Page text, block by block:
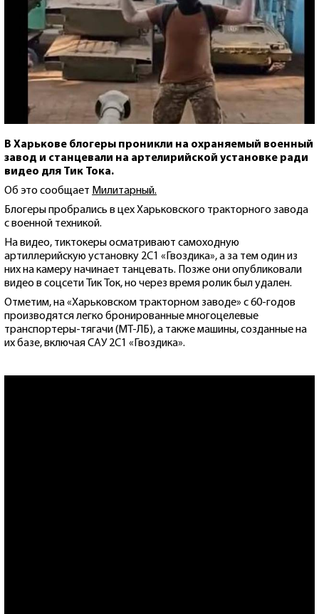
В Харькове блогеры проникли на охраняемый военный
завод и станцевали на артелирийской установке ради
видео для Тик Тока.
Об это сообщает Милитарный.
Блогеры пробрались в цех Харьковского тракторного завода
с военной техникой.
На видео, тиктокеры осматривают самоходную
артиллерийскую установку 2С1 «Гвоздика», а за тем один из
них на камеру начинает танцевать. Позже они опубликовали
видео в соцсети Тик Ток, но через время ролик был удален.
Отметим, на «Харьковском тракторном заводе» с 60-годов
производятся легко бронированные многоцелевые
транспортеры-тягачи (МТ-ЛБ), а также машины, созданные на
их базе, включая САУ 2С1 «Гвоздика».